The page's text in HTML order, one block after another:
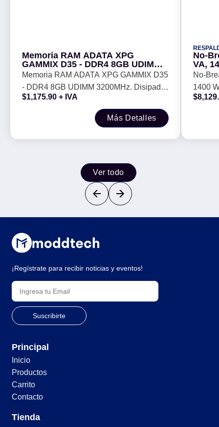
Memoria RAM ADATA XPG
GAMMIX D35 - DDR4 8GB UDIMM
3200MHz. Disipador NEGRO .
AX4U32008G16A-SBKD35
Memoria RAM ADATA XPG GAMMIX D35
- DDR4 8GB UDIMM 3200MHz. Disipador
NEGRO . AX4U32008G16A-SBKD35
$1,175.90 + IVA
Más Detalles
No-
VA,
No-
1400
$
Ver todo
¡Regístrate para recibir noticias y eventos!
Principal
Inicio
Productos
Carrito
Contacto
Tienda